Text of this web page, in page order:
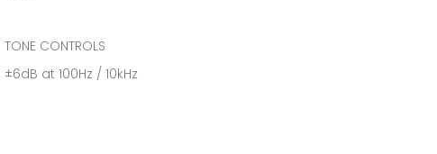
TONE CONTROLS
±6dB at 100Hz / 10kHz